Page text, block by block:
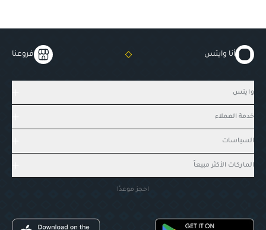
أنا وايتس فروعنا
وايتس
خدمة العملاء
السياسات
الماركات الأكثر مبيعاً
احجز موعدًا